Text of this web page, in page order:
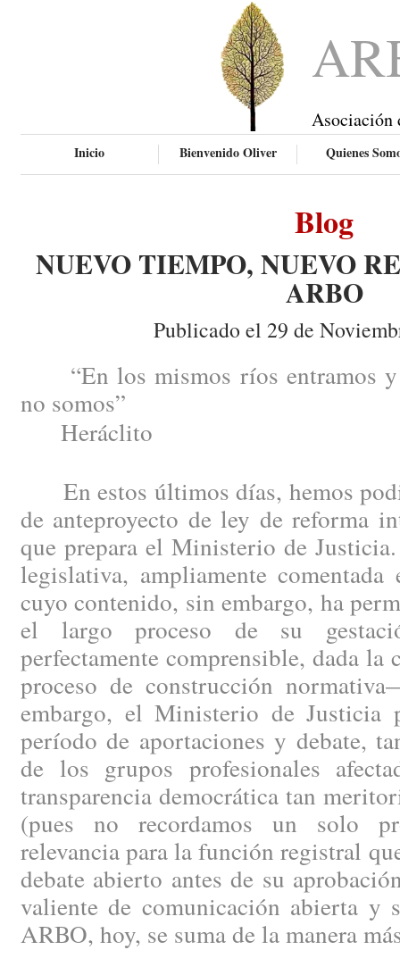
Asociación
Inicio Bienvenido Oliver Quienes
Blog
NUEVO TIEMPO, NUEVO
ARBO
Publicado el 29 de
“En los mismos ríos entramos y
no somos”
Heráclito
En estos últimos días, hemos
de anteproyecto de ley de reforma
que prepara el Ministerio de
legislativa, ampliamente
cuyo contenido, sin embargo, ha
el largo proceso de su
perfectamente comprensible, dada
proceso de construcción
embargo, el Ministerio de Justicia
período de aportaciones y debate,
de los grupos profesionales
transparencia democrática tan
(pues no recordamos un solo
relevancia para la función registral
debate abierto antes de su
valiente de comunicación abierta y
ARBO, hoy, se suma de la manera